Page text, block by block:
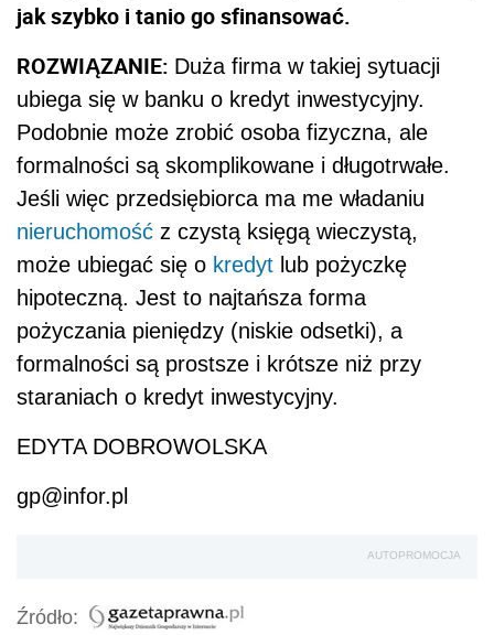
jak szybko i tanio go sfinansować.
ROZWIĄZANIE: Duża firma w takiej sytuacji
ubiega się w banku o kredyt inwestycyjny.
Podobnie może zrobić osoba fizyczna, ale
formalności są skomplikowane i długotrwałe.
Jeśli więc przedsiębiorca ma me władaniu
nieruchomość z czystą księgą wieczystą,
może ubiegać się o kredyt lub pożyczkę
hipoteczną. Jest to najtańsza forma
pożyczania pieniędzy (niskie odsetki), a
formalności są prostsze i krótsze niż przy
staraniach o kredyt inwestycyjny.
EDYTA DOBROWOLSKA
gp@infor.pl
AUTOPROMOCJA
Źródło: